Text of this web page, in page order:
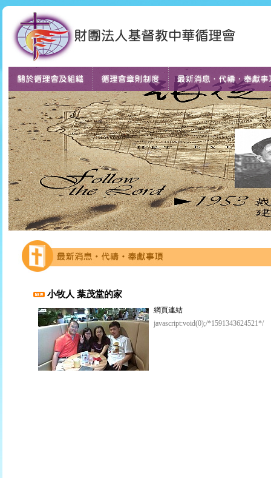
小牧人 葉茂堂的家
網頁連結
javascript:void(0);/*1591343624521*/